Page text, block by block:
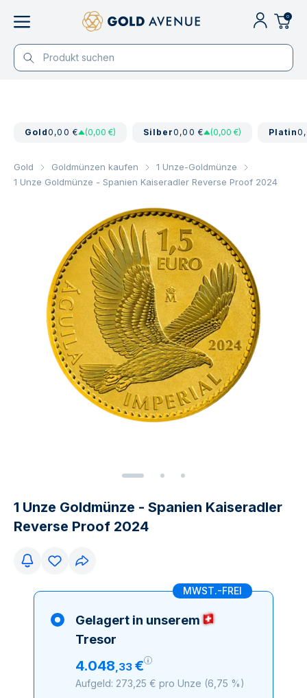
0
Gold0,00 € (0,00 €) Silber0,00 € (0,00 €) Platin
Gold Goldmünzen kaufen
1 Unze-Goldmünze
1 Unze Goldmünze - Spanien Kaiseradler Reverse Proof 2024
1 Unze Goldmünze - Spanien Kaiseradler
Reverse Proof 2024
MWST.-FREI
Gelagert in unserem
Tresor
4.048,33 €
Aufgeld: 273,25 € pro Unze (6,75 %)